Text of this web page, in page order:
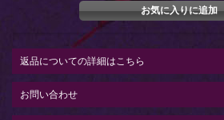
返品についての詳細はこちら
お問い合わせ